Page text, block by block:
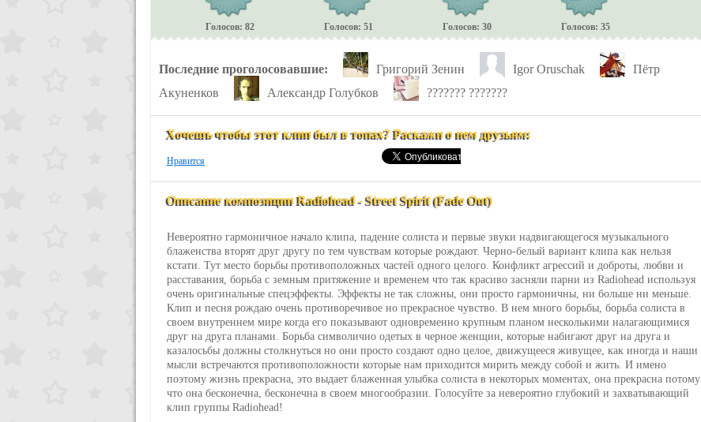
Голосов: 82 Голосов: 51 Голосов: 30 Голосов: 35
Последние проголосовавшие: Григорий Зенин Igor Oruschak
Пётр
Акуненков
Александр Голубков ??????? ???????
Хочешь чтобы этот клип был в топах? Раскажи о нем друзьям:
Нравится
Описание композиции Radiohead - Street Spirit (Fade Out)
Невероятно гармоничное начало клипа, падение солиста и первые звуки надвигающегося музыкального
блаженства вторят друг другу по тем чувствам которые рождают. Черно-белый вариант клипа как нельзя
кстати. Тут место борьбы противоположных частей одного целого. Конфликт агрессий и доброты, любви и
расставания, борьба с земным притяжение и временем что так красиво засняли парни из Radiohead используя
очень оригинальные спецэффекты. Эффекты не так сложны, они просто гармоничны, ни больше ни меньше.
Клип и песня рождаю очень противоречивое но прекрасное чувство. В нем много борьбы, борьба солиста в
своем внутреннем мире когда его показывают одновременно крупным планом несколькими налагающимися
друг на друга планами. Борьба символично одетых в черное женщин, которые набигают друг на друга и
казалосьбы должны столкнуться но они просто создают одно целое, движущееся живущее, как иногда и наши
мысли встречаются противоположности которые нам приходится мирить между собой и жить. И имено
поэтому жизнь прекрасна, это выдает блаженная улыбка солиста в некоторых моментах, она прекрасна потому
что она бесконечна, бесконечна в своем многообразии. Голосуйте за невероятно глубокий и захватывающий
клип группы Radiohead!